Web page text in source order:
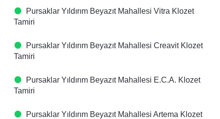
Pursaklar Yıldırım Beyazıt Mahallesi Vitra Klozet
Tamiri
Pursaklar Yıldırım Beyazıt Mahallesi Creavit Klozet
Tamiri
Pursaklar Yıldırım Beyazıt Mahallesi E.C.A. Klozet
Tamiri
Pursaklar Yıldırım Beyazıt Mahallesi Artema Klozet